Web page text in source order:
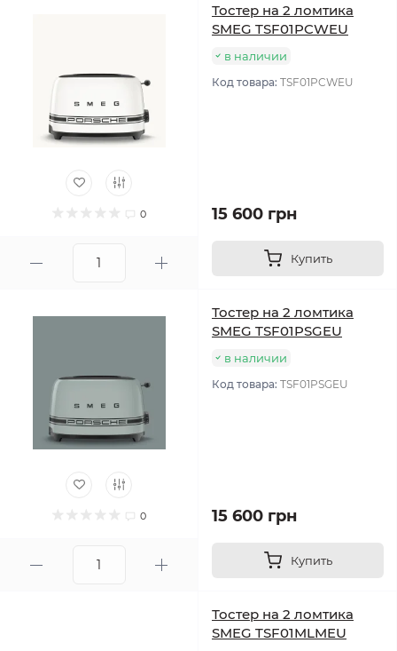
0
Тостер на 2 ломтика
SMEG TSF01PCWEU
в наличии
Код товара: TSF01PCWEU
15 600 грн
Купить
0
Тостер на 2 ломтика
SMEG TSF01PSGEU
в наличии
Код товара: TSF01PSGEU
15 600 грн
Купить
Тостер на 2 ломтика
SMEG TSF01MLMEU